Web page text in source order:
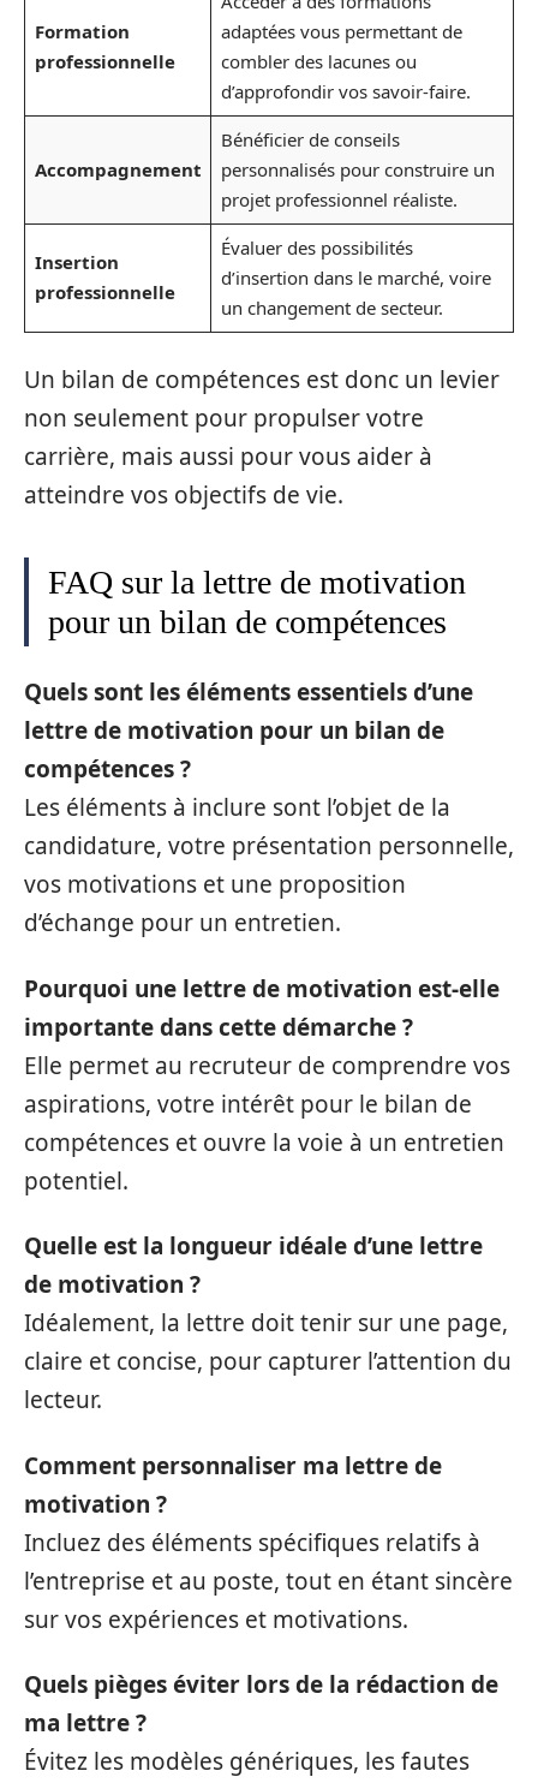
Formation
professionnelle
adaptées vous permettant de
combler des lacunes ou
d’approfondir vos savoir-faire.
Accompagnement
Bénéficier de conseils
personnalisés pour construire un
projet professionnel réaliste.
Insertion
professionnelle
Évaluer des possibilités
d’insertion dans le marché, voire
un changement de secteur.
Un bilan de compétences est donc un levier
non seulement pour propulser votre
carrière, mais aussi pour vous aider à
atteindre vos objectifs de vie.
FAQ sur la lettre de motivation
pour un bilan de compétences
Quels sont les éléments essentiels d’une
lettre de motivation pour un bilan de
compétences ?
Les éléments à inclure sont l’objet de la
candidature, votre présentation personnelle,
vos motivations et une proposition
d’échange pour un entretien.
Pourquoi une lettre de motivation est-elle
importante dans cette démarche ?
Elle permet au recruteur de comprendre vos
aspirations, votre intérêt pour le bilan de
compétences et ouvre la voie à un entretien
potentiel.
Quelle est la longueur idéale d’une lettre
de motivation ?
Idéalement, la lettre doit tenir sur une page,
claire et concise, pour capturer l’attention du
lecteur.
Comment personnaliser ma lettre de
motivation ?
Incluez des éléments spécifiques relatifs à
l’entreprise et au poste, tout en étant sincère
sur vos expériences et motivations.
Quels pièges éviter lors de la rédaction de
ma lettre ?
Évitez les modèles génériques, les fautes